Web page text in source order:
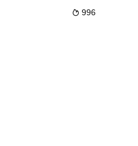
柏芝 饰），可是当时医
案件侦办过程中发现此案与十几年前
（赵恒多 饰）亲自出马劝陈脱共，
 996